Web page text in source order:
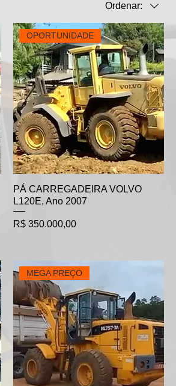
Ordenar:
OPORTUNIDADE
PÁ CARREGADEIRA VOLVO
L120E, Ano 2007
Preço
R$ 350.000,00
MEGA PREÇO